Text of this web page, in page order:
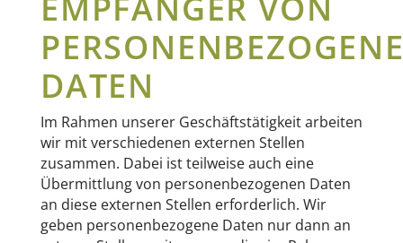
DATEN
Im Rahmen unserer Geschäftstätigkeit arbeiten
wir mit verschiedenen externen Stellen
zusammen. Dabei ist teilweise auch eine
Übermittlung von personenbezogenen Daten
an diese externen Stellen erforderlich. Wir
geben personenbezogene Daten nur dann an